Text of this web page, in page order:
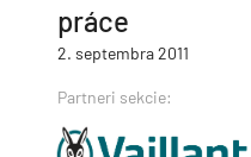
práce
2. septembra 2011
Partneri sekcie: